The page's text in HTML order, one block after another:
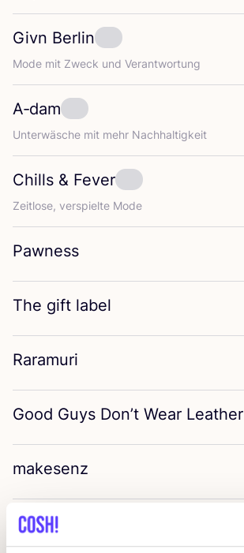
Givn Berlin
Mode mit Zweck und Verantwortung
A‑dam
Unter­wä­sche mit mehr Nachhaltigkeit
Chills & Fever
Zeit­lo­se, ver­spiel­te Mode
Pawness
The gift label
Raramuri
Good Guys Don’t Wear Leather
makesenz
Moken